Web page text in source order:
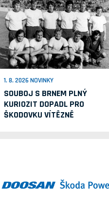
1. 8. 2026 NOVINKY
SOUBOJ S BRNEM PLNÝ
KURIOZIT DOPADL PRO
ŠKODOVKU VÍTĚZNĚ